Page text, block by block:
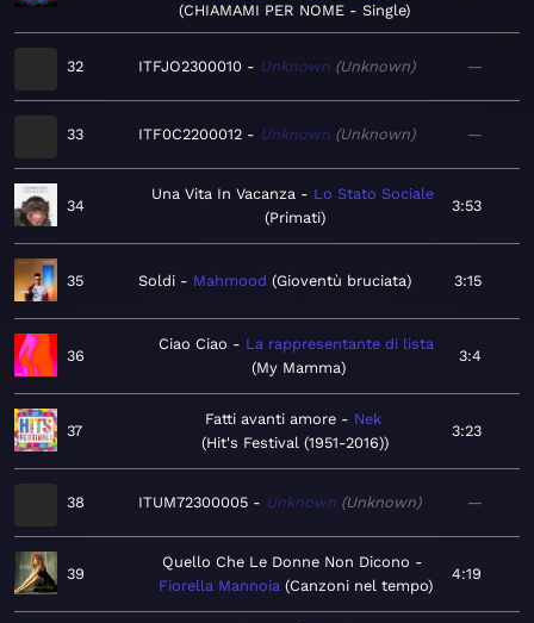
CHIAMAMI PER NOME - Single
32 ITFJO2300010 Unknown Unknown —
33 ITF0C2200012 Unknown Unknown —
34
Una Vita In Vacanza
Lo Stato Sociale
Primati
3:53
35 Soldi Mahmood Gioventù bruciata 3:15
36
Ciao Ciao
La rappresentante di lista
My Mamma
3:4
37
Fatti avanti amore
Nek
Hit's Festival (1951-2016)
3:23
38 ITUM72300005 Unknown Unknown —
39
Quello Che Le Donne Non Dicono
Fiorella Mannoia Canzoni nel tempo
4:19